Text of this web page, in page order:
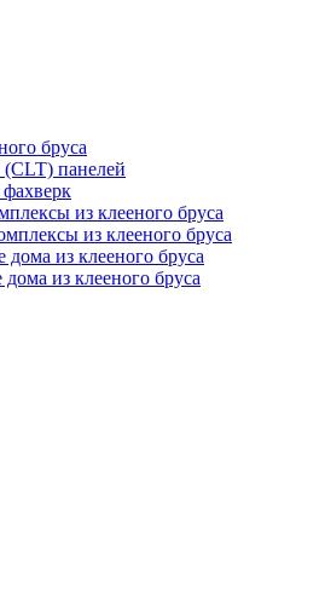
бруса
панелей
из клееного бруса
из клееного бруса
из клееного бруса
из клееного бруса